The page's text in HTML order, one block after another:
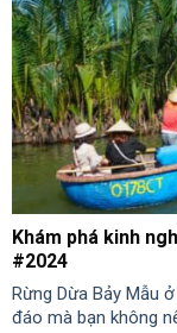
Khám phá kinh
#2024
Rừng Dừa Bảy Mẫu
đáo mà bạn không